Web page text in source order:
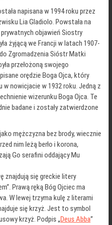
napisana w 1994 roku przez
Lia Gladiolo. Powstała na
objawień Siostry
żyjącą we Francji w latach 1907-
Zgromadzenia Sióstr Matki
przełożoną swojego
orędzie Boga Ojca, który
w nowicjacie w 1932 roku. Jedną z
wizerunku Boga Ojca. Te
badane i zostały zatwierdzone
mężczyzna bez brody, wiecznie
nim leżą berło i korona,
Go serafini oddający Mu
znajdują się greckie litery
Prawą ręką Bóg Ojciec ma
W lewej trzyma kulę z literami
się krzyż. Jest to symbol
krzyż. Podpis „Deus Abba”